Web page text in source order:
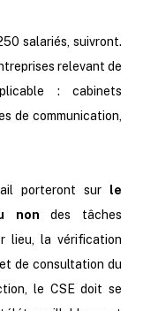
salariés, suivront.
relevant de
: cabinets
de communication,
porteront surle
non des tâches
lieu, la vérification
de consultation du
le CSE doit se